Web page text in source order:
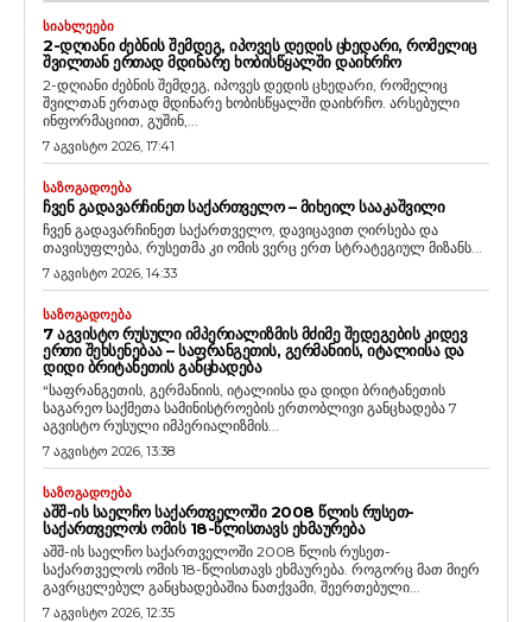
ᲡᲘᲐᲮᲚᲔᲔᲑᲘ
2-ᲓᲦᲘᲐᲜᲘ ᲫᲔᲑᲜᲘᲡ ᲨᲔᲛᲓᲔᲒ, ᲘᲞᲝᲕᲔᲡ ᲓᲔᲓᲘᲡ ᲪᲮᲔᲓᲐᲠᲘ, ᲠᲝᲛᲔᲚᲘᲪ
ᲨᲕᲘᲚᲗᲐᲜ ᲔᲠᲗᲐᲓ ᲛᲓᲘᲜᲐᲠᲔ ᲮᲝᲑᲘᲡᲬᲧᲐᲚᲨᲘ ᲓᲐᲘᲮᲠᲩᲝ
2-დღიანი ძებნის შემდეგ, იპოვეს დედის ცხედარი, რომელიც
შვილთან ერთად მდინარე ხობისწყალში დაიხრჩო. არსებული
ინფორმაციით, გუშინ,...
7 აგვისტო 2026, 17:41
ᲡᲐᲖᲝᲒᲐᲓᲝᲔᲑᲐ
ᲩᲕᲔᲜ ᲒᲐᲓᲐᲕᲐᲠᲩᲘᲜᲔᲗ ᲡᲐᲥᲐᲠᲗᲕᲔᲚᲝ – ᲛᲘᲮᲔᲘᲚ ᲡᲐᲐᲙᲐᲨᲕᲘᲚᲘ
ჩვენ გადავარჩინეთ საქართველო, დავიცავით ღირსება და
თავისუფლება, რუსეთმა კი ომის ვერც ერთ სტრატეგიულ მიზანს...
7 აგვისტო 2026, 14:33
ᲡᲐᲖᲝᲒᲐᲓᲝᲔᲑᲐ
7 ᲐᲒᲕᲘᲡᲢᲝ ᲠᲣᲡᲣᲚᲘ ᲘᲛᲞᲔᲠᲘᲐᲚᲘᲖᲛᲘᲡ ᲛᲫᲘᲛᲔ ᲨᲔᲓᲔᲒᲔᲑᲘᲡ ᲙᲘᲓᲔᲕ
ᲔᲠᲗᲘ ᲨᲔᲮᲡᲔᲜᲔᲑᲐᲐ – ᲡᲐᲤᲠᲐᲜᲒᲔᲗᲘᲡ, ᲒᲔᲠᲛᲐᲜᲘᲘᲡ, ᲘᲢᲐᲚᲘᲘᲡᲐ ᲓᲐ
ᲓᲘᲓᲘ ᲑᲠᲘᲢᲐᲜᲔᲗᲘᲡ ᲒᲐᲜᲪᲮᲐᲓᲔᲑᲐ
“საფრანგეთის, გერმანიის, იტალიისა და დიდი ბრიტანეთის
საგარეო საქმეთა სამინისტროების ერთობლივი განცხადება 7
აგვისტო რუსული იმპერიალიზმის...
7 აგვისტო 2026, 13:38
ᲡᲐᲖᲝᲒᲐᲓᲝᲔᲑᲐ
ᲐᲨᲨ-ᲘᲡ ᲡᲐᲔᲚᲩᲝ ᲡᲐᲥᲐᲠᲗᲕᲔᲚᲝᲨᲘ 2008 ᲬᲚᲘᲡ ᲠᲣᲡᲔᲗ-
ᲡᲐᲥᲐᲠᲗᲕᲔᲚᲝᲡ ᲝᲛᲘᲡ 18-ᲬᲚᲘᲡᲗᲐᲕᲡ ᲔᲮᲛᲐᲣᲠᲔᲑᲐ
აშშ-ის საელჩო საქართველოში 2008 წლის რუსეთ-
საქართველოს ომის 18-წლისთავს ეხმაურება. როგორც მათ მიერ
გავრცელებულ განცხადებაშია ნათქვამი, შეერთებული...
7 აგვისტო 2026, 12:35